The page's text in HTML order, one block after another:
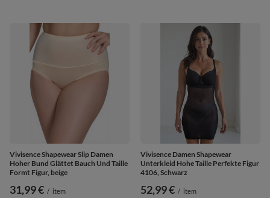
Vivisence Shapewear Slip Damen
Hoher Bund Glättet Bauch Und Taille
Formt Figur, beige
31,99 € / item
Vivisence Damen Shapewear
Unterkleid Hohe Taille Perfekte Figur
4106, Schwarz
52,99 € / item